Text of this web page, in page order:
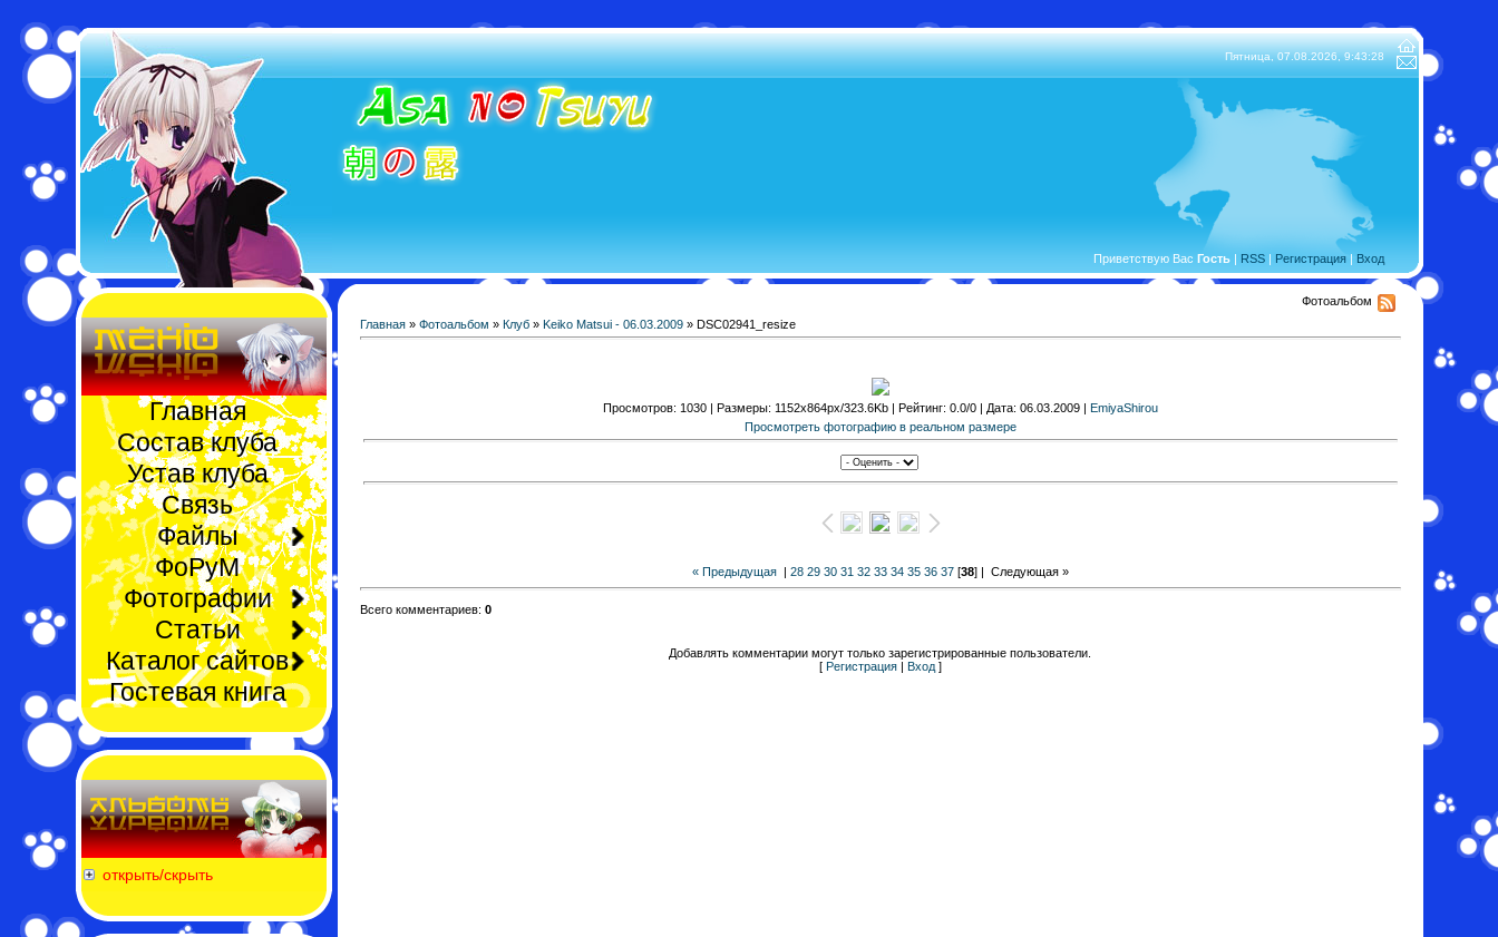
Пятница, 07.08.2026,9:43:28
Приветствую Вас Гость| RSS| Регистрация| Вход
Фотоальбом
Главная
Состав клуба
Устав клуба
Связь
Файлы
ФоРуМ
Фотографии
Статьи
Каталог сайтов
Гостевая книга
открыть/скрыть
Главная» Фотоальбом » Клуб» Keiko Matsui - 06.03.2009» DSC02941_resize
Просмотров: 1030 | Размеры: 1152x864px/323.6Kb | Рейтинг: 0.0/0 | Дата: 06.03.2009 | EmiyaShirou
Просмотреть фотографию в реальном размере
« Предыдущая| 28 29 30 31 32 33 34 35 36 37[38] | Следующая »
Всего комментариев: 0
Добавлять комментарии могут только зарегистрированные пользователи.
[ Регистрация| Вход]